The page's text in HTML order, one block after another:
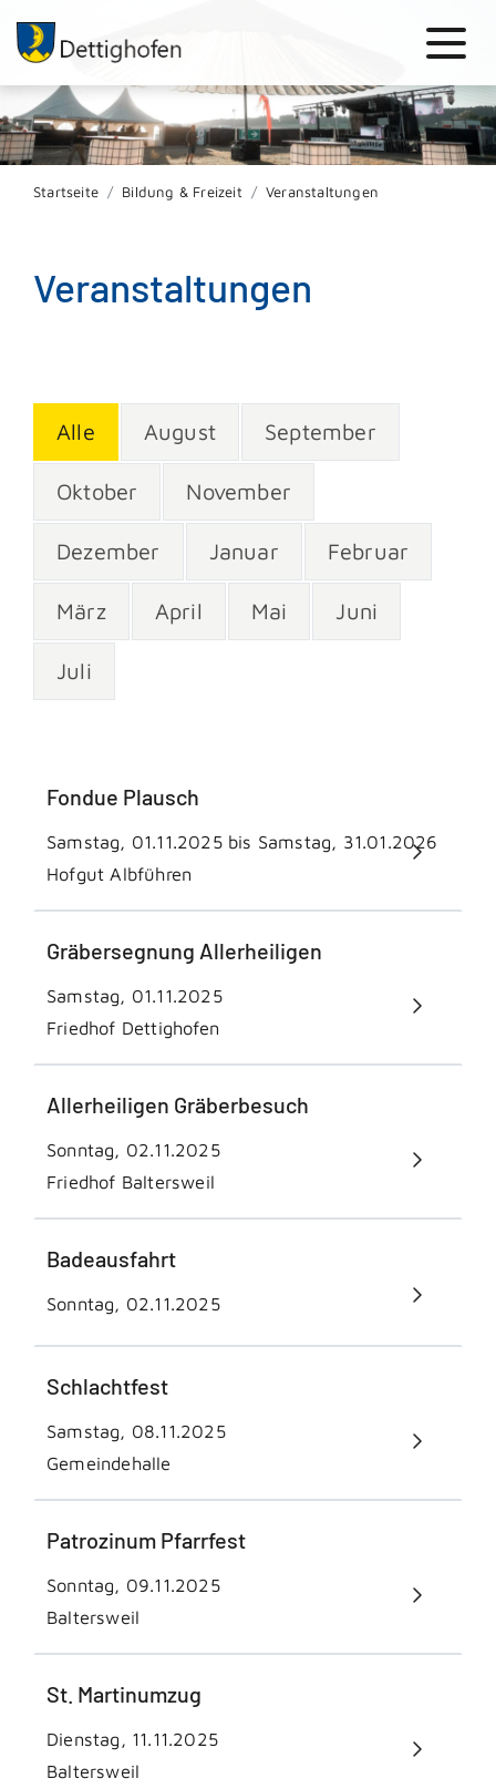
Startseite Bildung & Freizeit Veranstaltungen
Veranstaltungen
Alle August September
Oktober November
Dezember Januar Februar
März April Mai Juni
Juli
Fondue Plausch
Samstag, 01.11.2025 bis Samstag, 31.01.2026
Hofgut Albführen
Gräbersegnung Allerheiligen
Samstag, 01.11.2025
Friedhof Dettighofen
Allerheiligen Gräberbesuch
Sonntag, 02.11.2025
Friedhof Baltersweil
Badeausfahrt
Sonntag, 02.11.2025
Schlachtfest
Samstag, 08.11.2025
Gemeindehalle
Patrozinum Pfarrfest
Sonntag, 09.11.2025
Baltersweil
St. Martinumzug
Dienstag, 11.11.2025
Baltersweil